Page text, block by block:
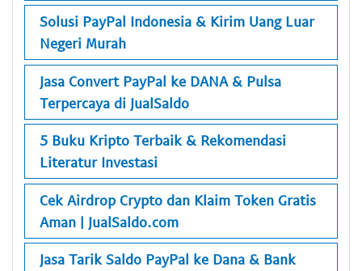
Solusi PayPal Indonesia & Kirim Uang Luar
Negeri Murah
Jasa Convert PayPal ke DANA & Pulsa
Terpercaya di JualSaldo
5 Buku Kripto Terbaik & Rekomendasi
Literatur Investasi
Cek Airdrop Crypto dan Klaim Token Gratis
Aman | JualSaldo.com
Jasa Tarik Saldo PayPal ke Dana & Bank